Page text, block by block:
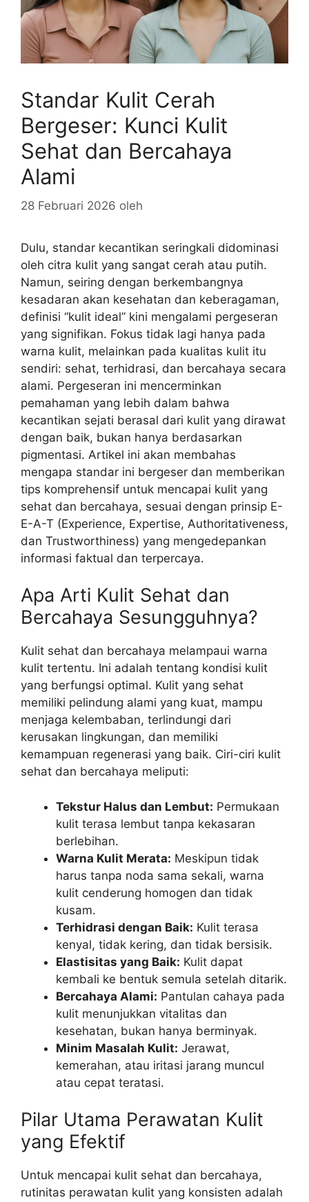
Standar Kulit Cerah
Bergeser: Kunci Kulit
Sehat dan Bercahaya
Alami
28 Februari 2026 oleh
Dulu, standar kecantikan seringkali didominasi
oleh citra kulit yang sangat cerah atau putih.
Namun, seiring dengan berkembangnya
kesadaran akan kesehatan dan keberagaman,
definisi “kulit ideal” kini mengalami pergeseran
yang signifikan. Fokus tidak lagi hanya pada
warna kulit, melainkan pada kualitas kulit itu
sendiri: sehat, terhidrasi, dan bercahaya secara
alami. Pergeseran ini mencerminkan
pemahaman yang lebih dalam bahwa
kecantikan sejati berasal dari kulit yang dirawat
dengan baik, bukan hanya berdasarkan
pigmentasi. Artikel ini akan membahas
mengapa standar ini bergeser dan memberikan
tips komprehensif untuk mencapai kulit yang
sehat dan bercahaya, sesuai dengan prinsip E-
E-A-T (Experience, Expertise, Authoritativeness,
dan Trustworthiness) yang mengedepankan
informasi faktual dan terpercaya.
Apa Arti Kulit Sehat dan
Bercahaya Sesungguhnya?
Kulit sehat dan bercahaya melampaui warna
kulit tertentu. Ini adalah tentang kondisi kulit
yang berfungsi optimal. Kulit yang sehat
memiliki pelindung alami yang kuat, mampu
menjaga kelembaban, terlindungi dari
kerusakan lingkungan, dan memiliki
kemampuan regenerasi yang baik. Ciri-ciri kulit
sehat dan bercahaya meliputi:
Tekstur Halus dan Lembut: Permukaan
kulit terasa lembut tanpa kekasaran
berlebihan.
Warna Kulit Merata: Meskipun tidak
harus tanpa noda sama sekali, warna
kulit cenderung homogen dan tidak
kusam.
Terhidrasi dengan Baik: Kulit terasa
kenyal, tidak kering, dan tidak bersisik.
Elastisitas yang Baik: Kulit dapat
kembali ke bentuk semula setelah ditarik.
Bercahaya Alami: Pantulan cahaya pada
kulit menunjukkan vitalitas dan
kesehatan, bukan hanya berminyak.
Minim Masalah Kulit: Jerawat,
kemerahan, atau iritasi jarang muncul
atau cepat teratasi.
Pilar Utama Perawatan Kulit
yang Efektif
Untuk mencapai kulit sehat dan bercahaya,
rutinitas perawatan kulit yang konsisten adalah